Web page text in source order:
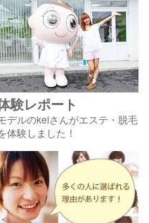
験レポート
デルのkeiさんがエステ・脱毛
体験しました！